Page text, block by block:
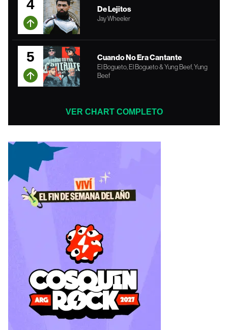
4 De Lejitos
Jay Wheeler
5 Cuando No Era Cantante
El Bogueto, El Bogueto & Yung Beef, Yung
Beef
VER CHART COMPLETO